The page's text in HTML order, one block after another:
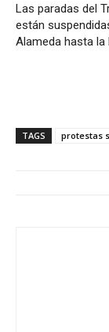
Las paradas del
están
Alameda hasta la
TAGS protestas